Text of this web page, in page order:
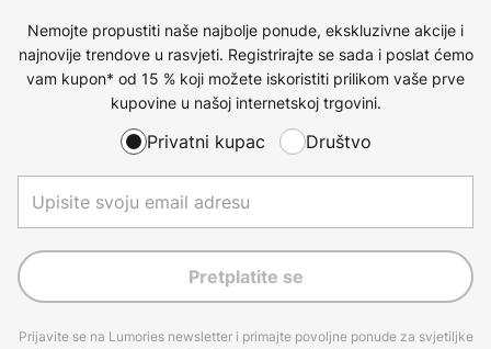
Nemojte propustiti naše najbolje ponude, ekskluzivne akcije i
najnovije trendove u rasvjeti. Registrirajte se sada i poslat ćemo
vam kupon* od 15 % koji možete iskoristiti prilikom vaše prve
kupovine u našoj internetskoj trgovini.
Privatni kupac Društvo
Pretplatite se
Prijavite se na Lumories newsletter i primajte povoljne ponude za svjetiljke